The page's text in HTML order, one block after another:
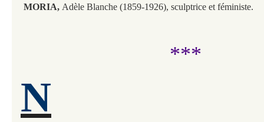
MORIA, Adèle Blanche (1859-1926), sculptrice et féministe.
***
N